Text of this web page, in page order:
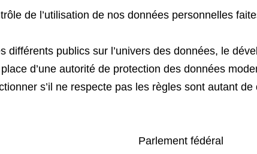
de l’utilisation de nos données personnelles
différents publics sur l’univers des données, le
d’une autorité de protection des données
s’il ne respecte pas les règles sont autant
Parlement fédéral